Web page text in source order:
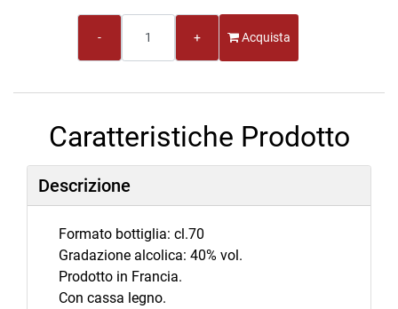
Acquista
Caratteristiche Prodotto
Descrizione
Formato bottiglia: cl.70
Gradazione alcolica: 40% vol.
Prodotto in Francia.
Con cassa legno.